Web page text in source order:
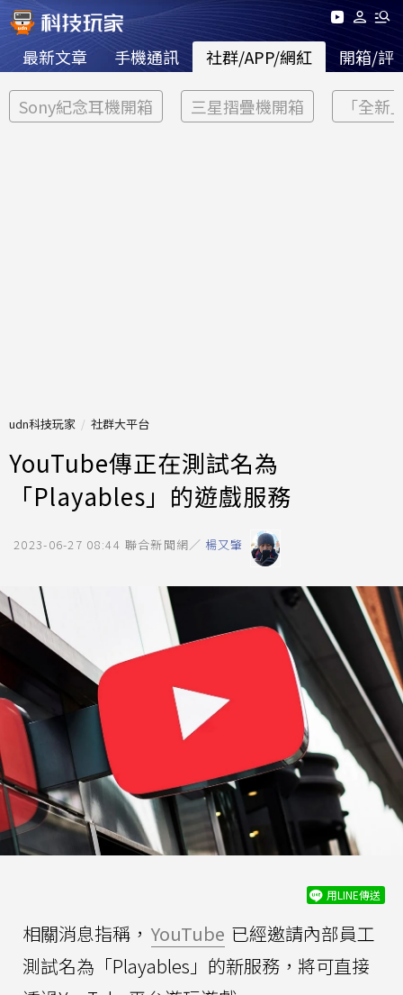
最新文章 手機通訊 社群/APP/網紅 開箱/評
Sony紀念耳機開箱 三星摺疊機開箱 「全新
udn科技玩家 社群大平台
YouTube傳正在測試名為
「Playables」的遊戲服務
2023-06-27 08:44 聯合新聞網／ 楊又肇
用LINE傳送
相關消息指稱， YouTube 已經邀請內部員工
測試名為「Playables」的新服務，將可直接